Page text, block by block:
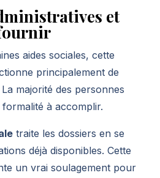
et
aides sociales, cette
principalement de
majorité des personnes
formalité à accomplir.
traite les dossiers en se
déjà disponibles. Cette
un vrai soulagement pour